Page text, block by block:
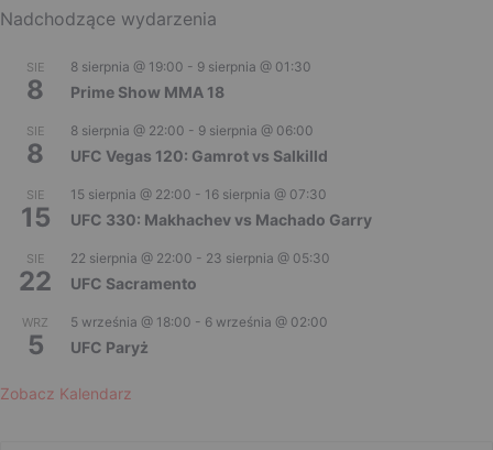
Nadchodzące wydarzenia
SIE
8
8 sierpnia @ 19:00 - 9 sierpnia @ 01:30
Prime Show MMA 18
SIE
8
8 sierpnia @ 22:00 - 9 sierpnia @ 06:00
UFC Vegas 120: Gamrot vs Salkilld
SIE
15
15 sierpnia @ 22:00 - 16 sierpnia @ 07:30
UFC 330: Makhachev vs Machado Garry
SIE
22
22 sierpnia @ 22:00 - 23 sierpnia @ 05:30
UFC Sacramento
WRZ
5
5 września @ 18:00 - 6 września @ 02:00
UFC Paryż
Zobacz Kalendarz